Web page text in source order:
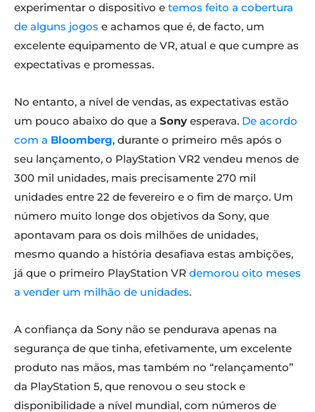
experimentar o dispositivo e temos feito a cobertura
de alguns jogos e achamos que é, de facto, um
excelente equipamento de VR, atual e que cumpre as
expectativas e promessas.
No entanto, a nível de vendas, as expectativas estão
um pouco abaixo do que a Sony esperava. De acordo
com a Bloomberg, durante o primeiro mês após o
seu lançamento, o PlayStation VR2 vendeu menos de
300 mil unidades, mais precisamente 270 mil
unidades entre 22 de fevereiro e o fim de março. Um
número muito longe dos objetivos da Sony, que
apontavam para os dois milhões de unidades,
mesmo quando a história desafiava estas ambições,
já que o primeiro PlayStation VR demorou oito meses
a vender um milhão de unidades.
A confiança da Sony não se pendurava apenas na
segurança de que tinha, efetivamente, um excelente
produto nas mãos, mas também no “relançamento”
da PlayStation 5, que renovou o seu stock e
disponibilidade a nível mundial, com números de